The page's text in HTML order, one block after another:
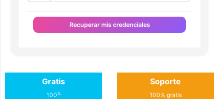
Recuperar mis credenciales
Gratis
100%
Soporte
100% gratis